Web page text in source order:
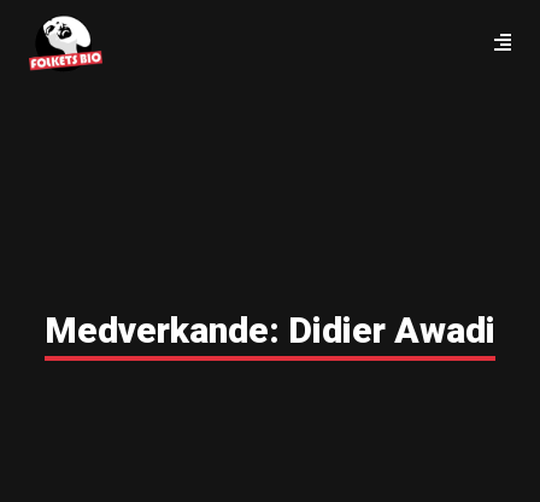
Medverkande: Didier Awadi